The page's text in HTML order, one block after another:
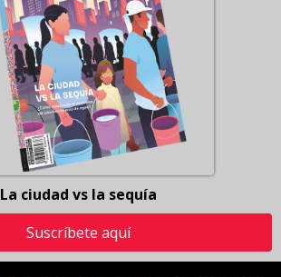
La ciudad vs la sequía
Suscríbete aquí